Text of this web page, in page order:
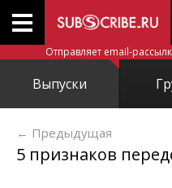
Отправляет email-
Выпуски
← Предыдущая
5 признаков